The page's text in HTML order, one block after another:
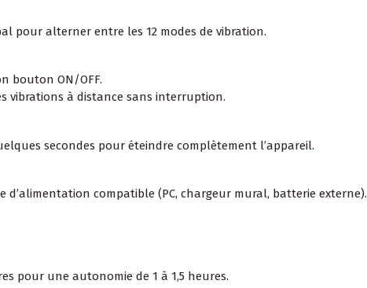
pour alterner entre les 12 modes de vibration.
bouton ON/OFF.
vibrations à distance sans interruption.
secondes pour éteindre complètement l’appareil.
d’alimentation compatible (PC, chargeur mural, batterie externe).
pour une autonomie de 1 à 1,5 heures.